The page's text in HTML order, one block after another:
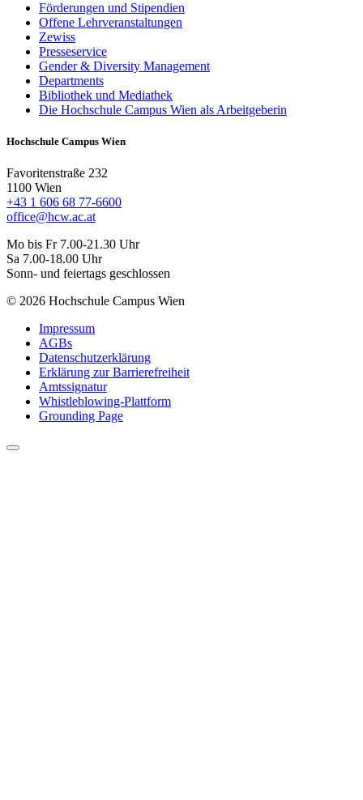
Förderungen und Stipendien
Offene Lehrveranstaltungen
Zewiss
Presseservice
Gender & Diversity Management
Departments
Bibliothek und Mediathek
Die Hochschule Campus Wien als Arbeitgeberin
Hochschule Campus Wien
Favoritenstraße 232
1100 Wien
+43 1 606 68 77-6600
office@hcw.ac.at
Mo bis Fr 7.00-21.30 Uhr
Sa 7.00-18.00 Uhr
Sonn- und feiertags geschlossen
© 2026 Hochschule Campus Wien
Impressum
AGBs
Datenschutzerklärung
Erklärung zur Barrierefreiheit
Amtssignatur
Whistleblowing-Plattform
Grounding Page